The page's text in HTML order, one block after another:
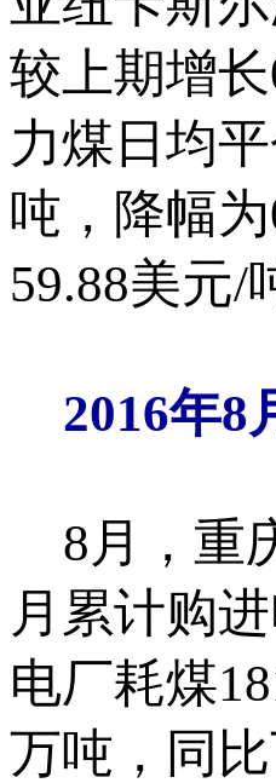
较上期增
力煤日均
吨，降幅
59.88美元/
2016年8
8月，重
月累计购
电厂耗煤
万吨，同